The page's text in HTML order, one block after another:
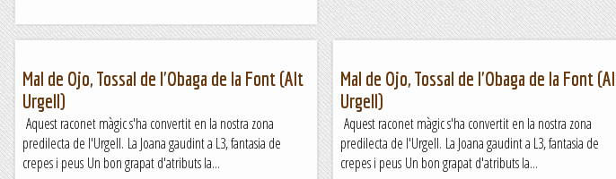
Mal de Ojo, Tossal de l'Obaga de la Font (Alt
Urgell)
Aquest raconet màgic s'ha convertit en la nostra zona
predilecta de l'Urgell. La Joana gaudint a L3, fantasia de
crepes i peus Un bon grapat d'atributs la...
Mal de Ojo, Tossal de l'Obaga de la Font
Urgell)
Aquest raconet màgic s'ha convertit en la nostra zona
predilecta de l'Urgell. La Joana gaudint a L3, fantasia de
crepes i peus Un bon grapat d'atributs la...